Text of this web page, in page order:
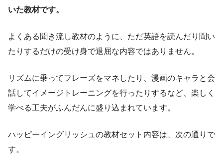
いた教材です。
よくある聞き流し教材のように、ただ英語を読んだり聞い
たりするだけの受け身で退屈な内容ではありません。
リズムに乗ってフレーズをマネしたり、漫画のキャラと会
話してイメージトレーニングを行ったりするなど、楽しく
学べる工夫がふんだんに盛り込まれています。
ハッピーイングリッシュの教材セット内容は、次の通りで
す。